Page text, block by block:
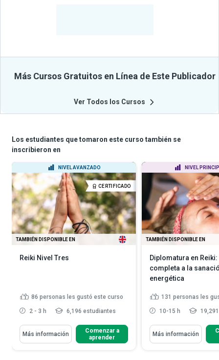
Más Cursos Gratuitos en Línea de Este Publicador
Ver Todos los Cursos
Los estudiantes que tomaron este curso también se
inscribieron en
NIVEL AVANZADO
CERTIFICADO
TAMBIÉN DISPONIBLE EN
Reiki Nivel Tres
86 personas les gustó este curso
2 - 3 h 6,196 estudiantes
Más información
Comenzar a
aprender
NIVEL
TAMBIÉN DISPONIBLE EN
Diplomatura en
completa a la
energética
131 personas les
10-15 h
Más información